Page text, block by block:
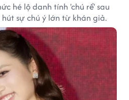
hé lộ danh tính 'chú rể' sau
sự chú ý lớn từ khán giả.